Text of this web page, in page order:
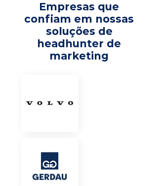
Empresas que
confiam em nossas
soluções de
headhunter de
marketing